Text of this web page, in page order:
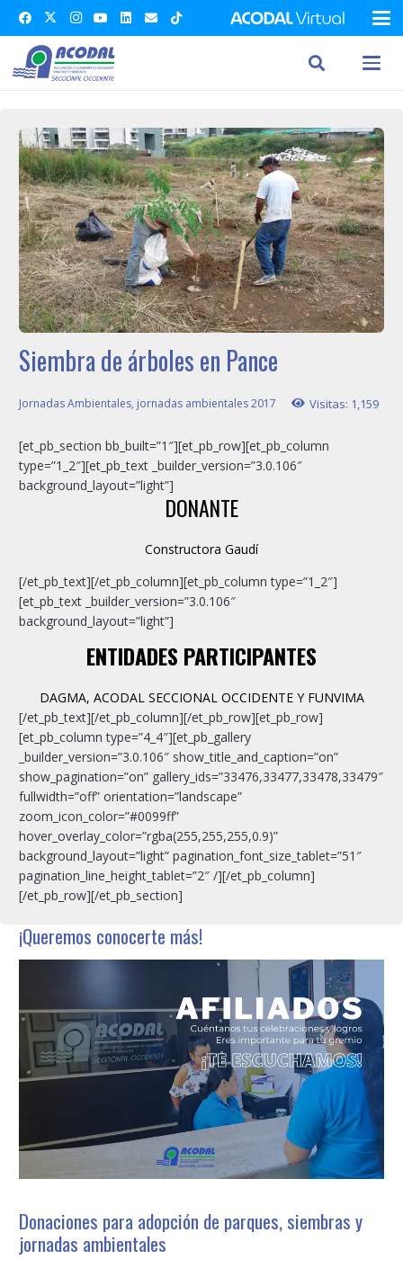
Siembra de árboles en Pance
Jornadas Ambientales, jornadas ambientales 2017 Visitas: 1,159
[et_pb_section bb_built=”1″][et_pb_row][et_pb_column
type=”1_2″][et_pb_text _builder_version=”3.0.106″
background_layout=”light”]
DONANTE
Constructora Gaudí
[/et_pb_text][/et_pb_column][et_pb_column type=”1_2″]
[et_pb_text _builder_version=”3.0.106″
background_layout=”light”]
ENTIDADES PARTICIPANTES
DAGMA, ACODAL SECCIONAL OCCIDENTE Y FUNVIMA
[/et_pb_text][/et_pb_column][/et_pb_row][et_pb_row]
[et_pb_column type=”4_4″][et_pb_gallery
_builder_version=”3.0.106″ show_title_and_caption=”on”
show_pagination=”on” gallery_ids=”33476,33477,33478,33479″
fullwidth=”off” orientation=”landscape”
zoom_icon_color=”#0099ff”
hover_overlay_color=”rgba(255,255,255,0.9)”
background_layout=”light” pagination_font_size_tablet=”51″
pagination_line_height_tablet=”2″ /][/et_pb_column]
[/et_pb_row][/et_pb_section]
¡Queremos conocerte más!
Donaciones para adopción de parques, siembras y
jornadas ambientales